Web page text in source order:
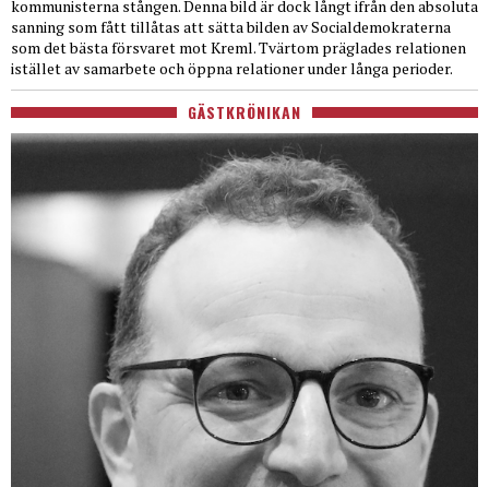
kommunisterna stången. Denna bild är dock långt ifrån den absoluta
sanning som fått tillåtas att sätta bilden av Socialdemokraterna
som det bästa försvaret mot Kreml. Tvärtom präglades relationen
istället av samarbete och öppna relationer under långa perioder.
GÄSTKRÖNIKAN